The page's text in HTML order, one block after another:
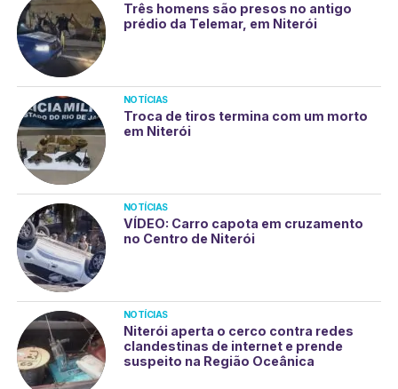
Três homens são presos no antigo
prédio da Telemar, em Niterói
NOTÍCIAS
Troca de tiros termina com um morto
em Niterói
NOTÍCIAS
VÍDEO: Carro capota em cruzamento
no Centro de Niterói
NOTÍCIAS
Niterói aperta o cerco contra redes
clandestinas de internet e prende
suspeito na Região Oceânica